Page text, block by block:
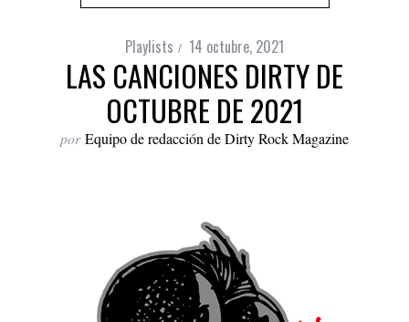
Playlists 14 octubre, 2021
LAS CANCIONES DIRTY DE
OCTUBRE DE 2021
por Equipo de redacción de Dirty Rock Magazine